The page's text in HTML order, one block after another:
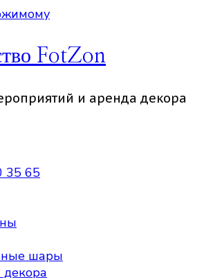
FotZon
и аренда декора
35 65
шары